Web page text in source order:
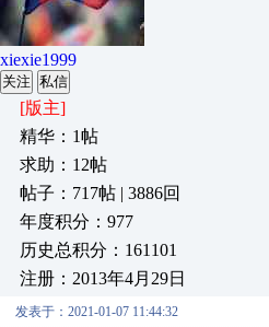
xiexie1999
关注 私信
[版主]
精华：1帖
求助：12帖
帖子：717帖 | 3886回
年度积分：977
历史总积分：161101
注册：2013年4月29日
发表于：2021-01-07 11:44:32